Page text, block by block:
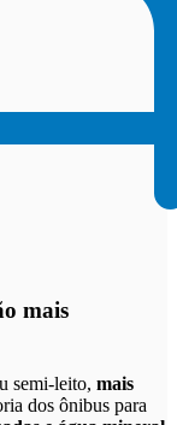
mais
semi-leito, mais
dos ônibus para